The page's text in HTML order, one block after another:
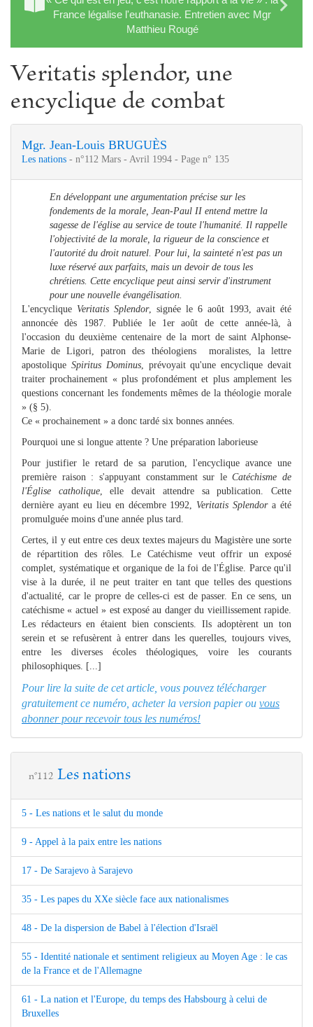
France légalise l'euthanasie. Entretien avec Mgr
Matthieu Rougé
Veritatis splendor, une
encyclique de combat
Mgr. Jean-Louis BRUGUÈS
Les nations - n°112 Mars - Avril 1994 - Page n° 135
En développant une argumentation précise sur les
fondements de la morale, Jean-Paul II entend mettre la
sagesse de l'église au service de toute l'humanité. Il rappelle
l'objectivité de la morale, la rigueur de la conscience et
l'autorité du droit naturel. Pour lui, la sainteté n'est pas un
luxe réservé aux parfaits, mais un devoir de tous les
chrétiens. Cette encyclique peut ainsi servir d'instrument
pour une nouvelle évangélisation.
L'encyclique Veritatis Splendor, signée le 6 août 1993, avait été
annoncée dès 1987. Publiée le 1er août de cette année-là, à
l'occasion du deuxième centenaire de la mort de saint Alphonse-
Marie de Ligori, patron des théologiens moralistes, la lettre
apostolique Spiritus Dominus, prévoyait qu'une encyclique devait
traiter prochainement « plus profondément et plus amplement les
questions concernant les fondements mêmes de la théologie morale
» (§ 5).
Ce « prochainement » a donc tardé six bonnes années.
Pourquoi une si longue attente ? Une préparation laborieuse
Pour justifier le retard de sa parution, l'encyclique avance une
première raison : s'appuyant constamment sur leCatéchisme de
l'Église catholique, elle devait attendre sa publication. Cette
dernière ayant eu lieu en décembre 1992, Veritatis Splendora été
promulguée moins d'une année plus tard.
Certes, il y eut entre ces deux textes majeurs du Magistère une sorte
de répartition des rôles. Le Catéchisme veut offrir un exposé
complet, systématique et organique de la foi de l'Église. Parce qu'il
vise à la durée, il ne peut traiter en tant que telles des questions
d'actualité, car le propre de celles-ci est de passer. En ce sens, un
catéchisme « actuel » est exposé au danger du vieillissement rapide.
Les rédacteurs en étaient bien conscients. Ils adoptèrent un ton
serein et se refusèrent à entrer dans les querelles, toujours vives,
entre les diverses écoles théologiques, voire les courants
philosophiques. [...]
Pour lire la suite de cet article, vous pouvez télécharger
gratuitement ce numéro, acheter la version papier ou vous
abonner pour recevoir tous les numéros!
n°112 Les nations
5 - Les nations et le salut du monde
9 - Appel à la paix entre les nations
17 - De Sarajevo à Sarajevo
35 - Les papes du XXe siècle face aux nationalismes
48 - De la dispersion de Babel à l'élection d'Israël
55 - Identité nationale et sentiment religieux au Moyen Age : le cas
de la France et de l'Allemagne
61 - La nation et l'Europe, du temps des Habsbourg à celui de
Bruxelles